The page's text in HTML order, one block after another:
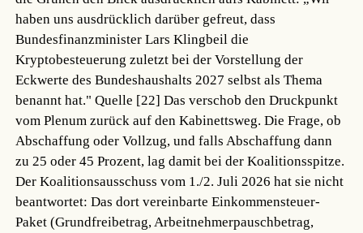
haben uns ausdrücklich darüber gefreut, dass
Bundesfinanzminister Lars Klingbeil die
Kryptobesteuerung zuletzt bei der Vorstellung der
Eckwerte des Bundeshaushalts 2027 selbst als Thema
benannt hat."Quelle [22] Das verschob den Druckpunkt
vom Plenum zurück auf den Kabinettsweg. Die Frage, ob
Abschaffung oder Vollzug, und falls Abschaffung dann
zu 25 oder 45 Prozent, lag damit bei der Koalitionsspitze.
Der Koalitionsausschuss vom 1./2. Juli 2026 hat sie nicht
beantwortet: Das dort vereinbarte Einkommensteuer-
Paket (Grundfreibetrag, Arbeitnehmerpauschbetrag,